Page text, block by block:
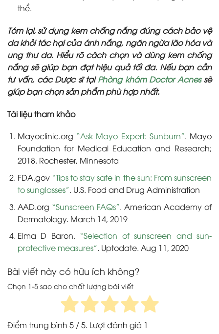
thể.
Tóm lại, sử dụng kem chống nắng đúng cách bảo vệ
da khỏi tác hại của ánh nắng, ngăn ngừa lão hóa và
ung thư da. Hiểu rõ cách chọn và dùng kem chống
nắng sẽ giúp bạn đạt hiệu quả tối đa. Nếu bạn cần
tư vấn, các Dược sĩ tạiPhòng khám Doctor Acnessẽ
giúp bạn chọn sản phẩm phù hợp nhất.
Tài liệu tham khảo
Mayoclinic.org “Ask Mayo Expert: Sunburn”. Mayo
Foundation for Medical Education and Research;
2018. Rochester, Minnesota
FDA.gov “Tips to stay safe in the sun: From sunscreen
to sunglasses”. U.S. Food and Drug Administration
AAD.org “Sunscreen FAQs”. American Academy of
Dermatology. March 14, 2019
Elma D Baron. “Selection of sunscreen and sun-
protective measures”. Uptodate. Aug 11, 2020
Bài viết này có hữu ích không?
Chọn 1-5 sao cho chất lượng bài viết
Điểm trung bình 5 / 5. Lượt đánh giá 1